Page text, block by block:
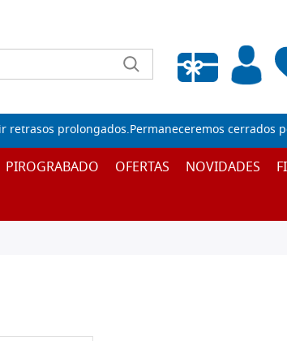
Lista de deseos vacía
prolongados.Permaneceremos cerrados
PIROGRABADO OFERTAS NOVIDADES